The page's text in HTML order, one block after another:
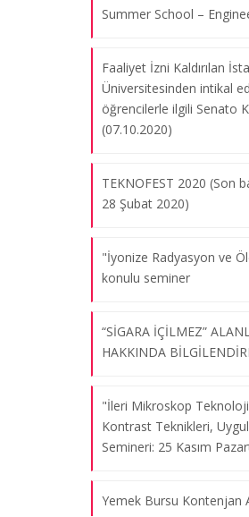
Summer School –
Faaliyet İzni Kaldırılan
Üniversitesinden intikal
öğrencilerle ilgili Senato
(07.10.2020)
TEKNOFEST 2020 (Son
28 Şubat 2020)
"İyonize Radyasyon ve
konulu seminer
“SİGARA İÇİLMEZ”
HAKKINDA
"İleri Mikroskop
Kontrast Teknikleri,
Semineri: 25 Kasım
Yemek Bursu Kontenjan
problem-solving:
04.01.2018
Prof.Dr. Fazilet VARDAR
Araştırma Merkezleri ve
Destekleri” Semineri
13 Eylül 2017 tarihleri
gerçekleştirildi
Fakülte Akademik Kurulu